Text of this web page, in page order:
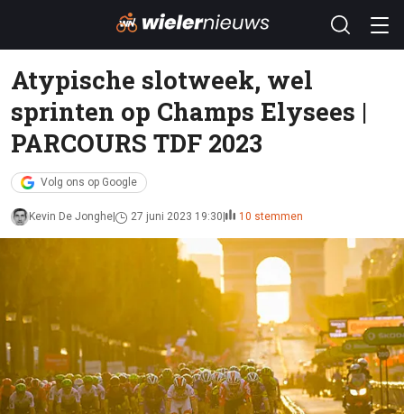
Atypische slotweek, wel
sprinten op Champs Elysees |
PARCOURS TDF 2023
Volg ons op Google
Kevin De Jonghe 27 juni 2023 19:30 10 stemmen